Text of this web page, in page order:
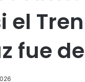
el
fue